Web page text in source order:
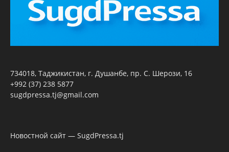
734018, Таджикистан, г. Душанбе, пр. С. Шерози, 16
+992 (37) 238 5877
sugdpressa.tj@gmail.com
Новостной сайт — SugdPressa.tj